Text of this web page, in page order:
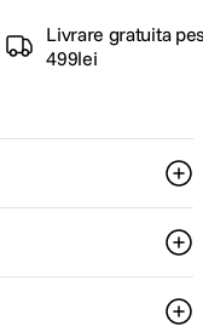
Livrare gratuita
499lei